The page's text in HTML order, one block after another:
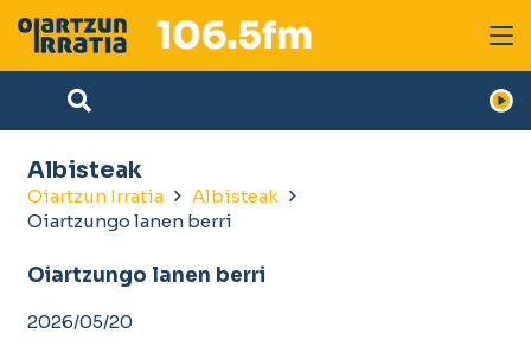
Albisteak
Oiartzun Irratia
Albisteak
Oiartzungo lanen berri
Oiartzungo lanen berri
2026/05/20